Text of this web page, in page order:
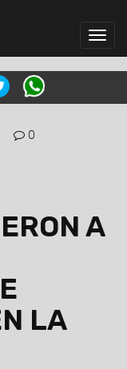
0
A
LA